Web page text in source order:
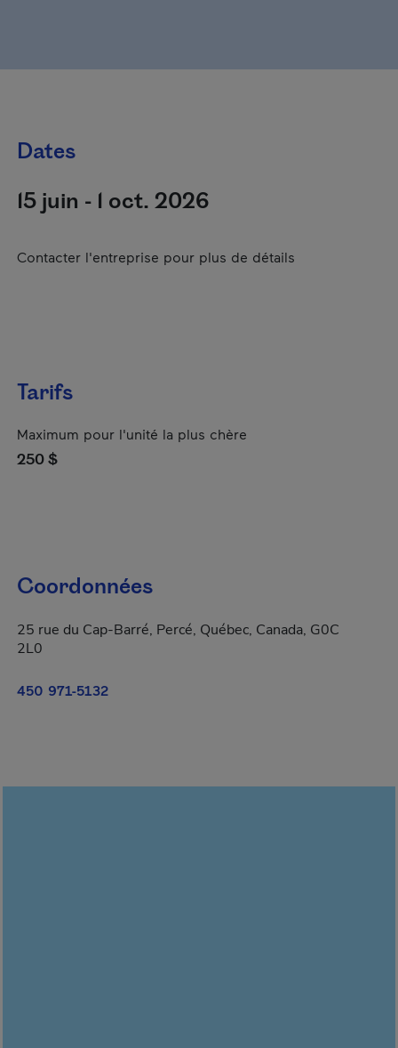
Dates
15 juin - 1 oct. 2026
Contacter l'entreprise pour plus de détails
Tarifs
Maximum pour l'unité la plus chère
250 $
Coordonnées
25 rue du Cap-Barré, Percé, Québec, Canada, G0C
2L0
450 971-5132